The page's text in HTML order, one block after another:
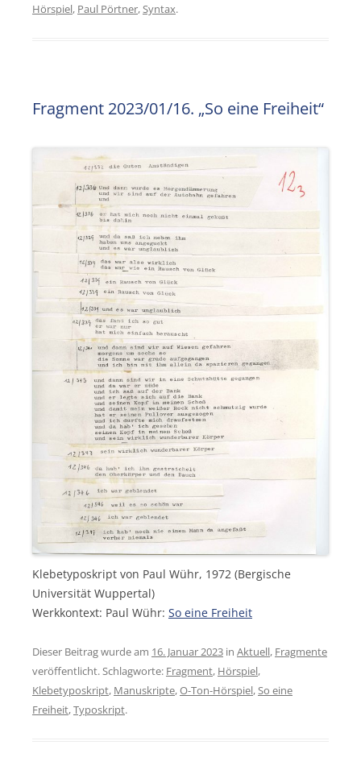
Hörspiel, Paul Pörtner, Syntax.
Fragment 2023/01/16. „So eine Freiheit“
Klebetyposkript von Paul Wühr, 1972 (Bergische
Universität Wuppertal)
Werkkontext: Paul Wühr: So eine Freiheit
Dieser Beitrag wurde am 16. Januar 2023in Aktuell, Fragmente
veröffentlicht. Schlagworte: Fragment, Hörspiel,
Klebetyposkript, Manuskripte,O-Ton-Hörspiel,So eine
Freiheit,Typoskript.